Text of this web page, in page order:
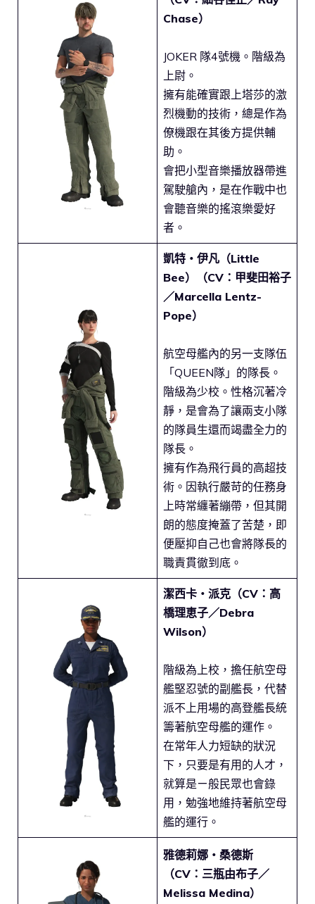
Chase）
JOKER 隊4號機。階級為
上尉。
擁有能確實跟上塔莎的激
烈機動的技術，總是作為
僚機跟在其後方提供輔
助。
會把小型音樂播放器帶進
駕駛艙內，是在作戰中也
會聽音樂的搖滾樂愛好
者。
凱特・伊凡（Little
Bee）（CV：甲斐田裕子
／Marcella Lentz-
Pope）
航空母艦內的另一支隊伍
「QUEEN隊」的隊長。
階級為少校。性格沉著冷
靜，是會為了讓兩支小隊
的隊員生還而竭盡全力的
隊長。
擁有作為飛行員的高超技
術。因執行嚴苛的任務身
上時常纏著繃帶，但其開
朗的態度掩蓋了苦楚，即
便壓抑自己也會將隊長的
職責貫徹到底。
潔西卡・派克（CV：高
橋理恵子／Debra
Wilson）
階級為上校，擔任航空母
艦堅忍號的副艦長，代替
派不上用場的高登艦長統
籌著航空母艦的運作。
在常年人力短缺的狀況
下，只要是有用的人才，
就算是ㄧ般民眾也會錄
用，勉強地維持著航空母
艦的運行。
雅德莉娜・桑德斯
（CV：三瓶由布子／
Melissa Medina）